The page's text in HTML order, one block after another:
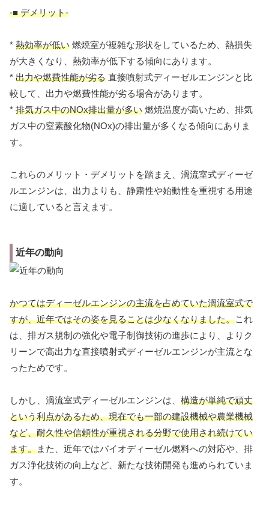
-■ デメリット-
* 熱効率が低い 燃焼室が複雑な形状をしているため、熱損失
が大きくなり、熱効率が低下する傾向にあります。
* 出力や燃費性能が劣る 直接噴射式ディーゼルエンジンと比
較して、出力や燃費性能が劣る場合があります。
* 排気ガス中のNOx排出量が多い 燃焼温度が高いため、排気
ガス中の窒素酸化物(NOx)の排出量が多くなる傾向にありま
す。
これらのメリット・デメリットを踏まえ、渦流室式ディーゼ
ルエンジンは、出力よりも、静粛性や始動性を重視する用途
に適していると言えます。
近年の動向
かつてはディーゼルエンジンの主流を占めていた渦流室式で
すが、近年ではその姿を見ることは少なくなりました。これ
は、排ガス規制の強化や電子制御技術の進歩により、よりク
リーンで高出力な直接噴射式ディーゼルエンジンが主流とな
ったためです。
しかし、渦流室式ディーゼルエンジンは、 構造が単純で頑丈
という利点があるため、現在でも一部の建設機械や農業機械
など、耐久性や信頼性が重視される分野で使用され続けてい
ます。また、近年ではバイオディーゼル燃料への対応や、排
ガス浄化技術の向上など、新たな技術開発も進められていま
す。